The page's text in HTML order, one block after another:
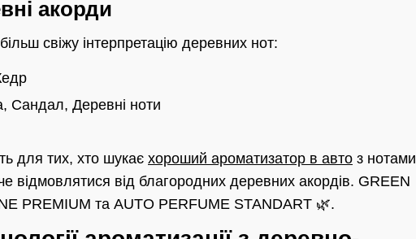
акорди
свіжу інтерпретацію деревних нот:
Сандал, Деревні ноти
для тих, хто шукає хороший ароматизатор в авто з нотами
відмовлятися від благородних деревних акордів. GREEN
PREMIUM та AUTO PERFUME STANDART 🌿.